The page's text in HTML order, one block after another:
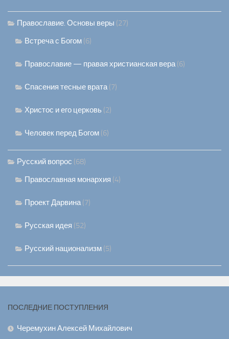
Православие. Основы веры (27)
Встреча с Богом (6)
Православие — правая христианская вера(6)
Спасения тесные врата(7)
Христос и его церковь (2)
Человек перед Богом (6)
Русский вопрос (68)
Православная монархия (4)
Проект Дарвина(7)
Русская идея (52)
Русский национализм (5)
ПОСЛЕДНИЕ ПОСТУПЛЕНИЯ
Черемухин Алексей Михайлович